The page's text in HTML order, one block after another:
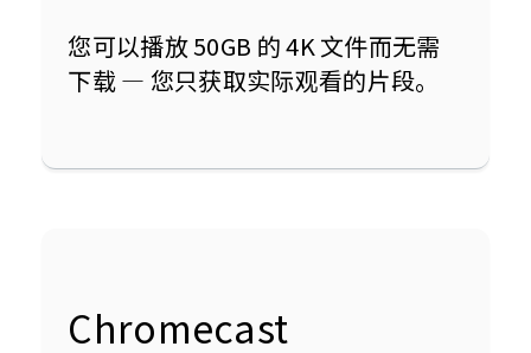
您可以播放 50GB 的 4K 文件而无需
下载 — 您只获取实际观看的片段。
Chromecast